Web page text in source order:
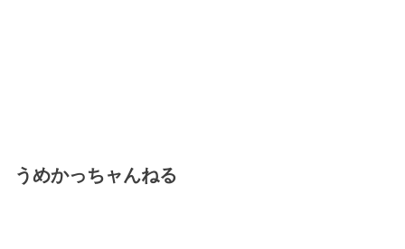
うめかっちャんねる